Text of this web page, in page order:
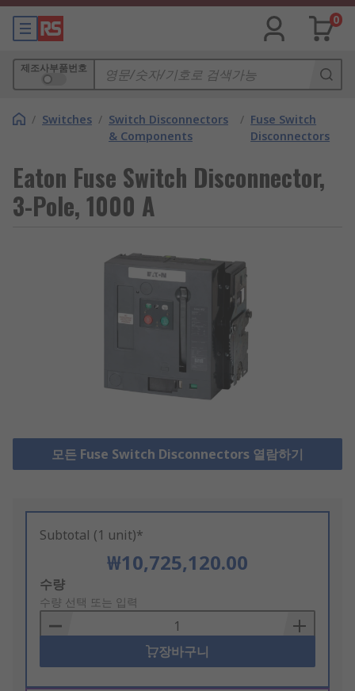
0
제조사부품번호
/ Switches / Switch Disconnectors
& Components
/ Fuse Switch
Disconnectors
Eaton Fuse Switch Disconnector,
3-Pole, 1000 A
모든 Fuse Switch Disconnectors 열람하기
Subtotal (1 unit)*
₩10,725,120.00
Add
to
Basket
수량
수량 선택 또는 입력
장바구니